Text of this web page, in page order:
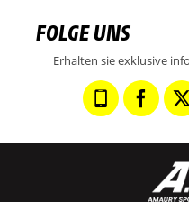
FOLGE UNS
Erhalten sie exklusive